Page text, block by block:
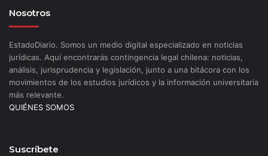
Nosotros
EstadoDiario. Somos un medio digital especializado en noticias
jurídicas. Aquí encontrarás contingencia legal chilena: noticias,
análisis, jurisprudencia y legislación, junto a una bitácora con los
movimientos de los estudios jurídicos y la información universitaria
más relevante.
QUIÉNES SOMOS
Suscríbete